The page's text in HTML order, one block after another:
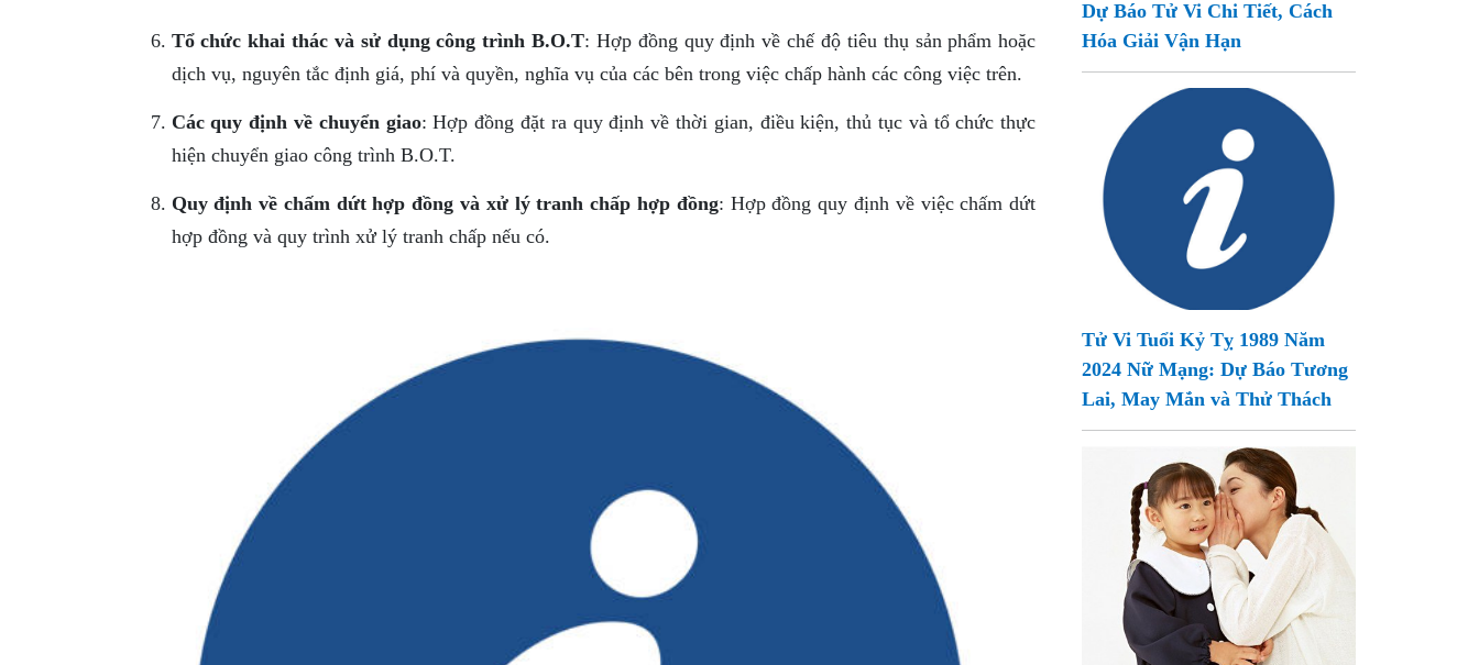
Tổ chức khai thác và sử dụng công trình B.O.T: Hợp đồng quy định về chế độ tiêu thụ sản phẩm hoặc
dịch vụ, nguyên tắc định giá, phí và quyền, nghĩa vụ của các bên trong việc chấp hành các công việc trên.
Các quy định về chuyển giao: Hợp đồng đặt ra quy định về thời gian, điều kiện, thủ tục và tổ chức thực
hiện chuyển giao công trình B.O.T.
Quy định về chấm dứt hợp đồng và xử lý tranh chấp hợp đồng: Hợp đồng quy định về việc chấm dứt
hợp đồng và quy trình xử lý tranh chấp nếu có.
Dự Báo Tử Vi Chi Tiết, Cách
Hóa Giải Vận Hạn
Tử Vi Tuổi Kỷ Tỵ 1989 Năm
2024 Nữ Mạng: Dự Báo Tương
Lai, May Mắn và Thử Thách